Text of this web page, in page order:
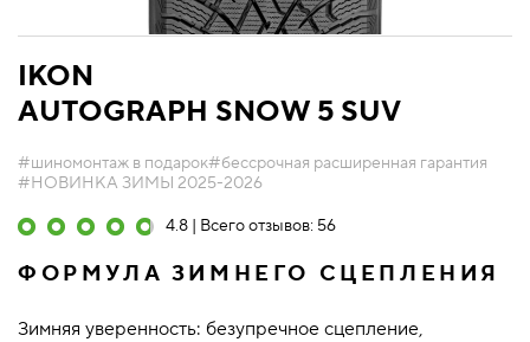
IKON
AUTOGRAPH SNOW 5 SUV
#шиномонтаж в подарок#бессрочная расширенная гарантия
#НОВИНКА ЗИМЫ 2025-2026
4.8 | Всего отзывов: 56
ФОРМУЛА ЗИМНЕГО СЦЕПЛЕНИЯ
Зимняя уверенность: безупречное сцепление,